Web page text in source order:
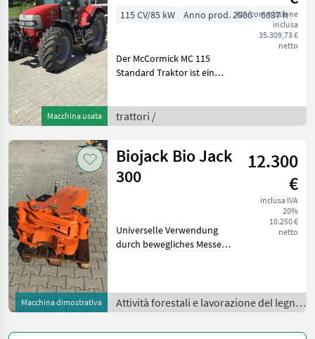
Macchina usata
IVA/commissione
inclusa
35.309,73 €
netto
115 CV/85 kW Anno prod. 2006 6637 h
Der McCormick MC 115
Standard Traktor ist ein
das speziell für vielseitige
landwirtschaftliche
wurde. Mi
trattori /
Macchina dimostrativa
Biojack Bio Jack
300
12.300
€
inclusa IVA
20%
10.250 €
netto
Universelle Verwendung
durch bewegliches Messer
Synchron zueinander
schließend Durch die ge
Attività forestali e lavorazione del legno
/